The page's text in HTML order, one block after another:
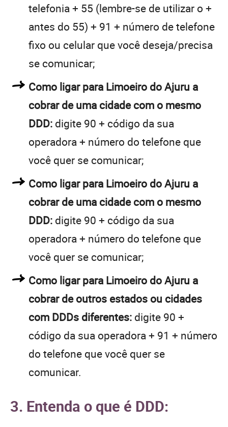
telefonia + 55 (lembre-se de utilizar o +
antes do 55) + 91 + número de telefone
fixo ou celular que você deseja/precisa
se comunicar;
Como ligar para Limoeiro do Ajuru a
cobrar de uma cidade com o mesmo
DDD: digite 90 + código da sua
operadora + número do telefone que
você quer se comunicar;
Como ligar para Limoeiro do Ajuru a
cobrar de uma cidade com o mesmo
DDD: digite 90 + código da sua
operadora + número do telefone que
você quer se comunicar;
Como ligar para Limoeiro do Ajuru a
cobrar de outros estados ou cidades
com DDDs diferentes: digite 90 +
código da sua operadora + 91 + número
do telefone que você quer se
comunicar.
3. Entenda o que é DDD: